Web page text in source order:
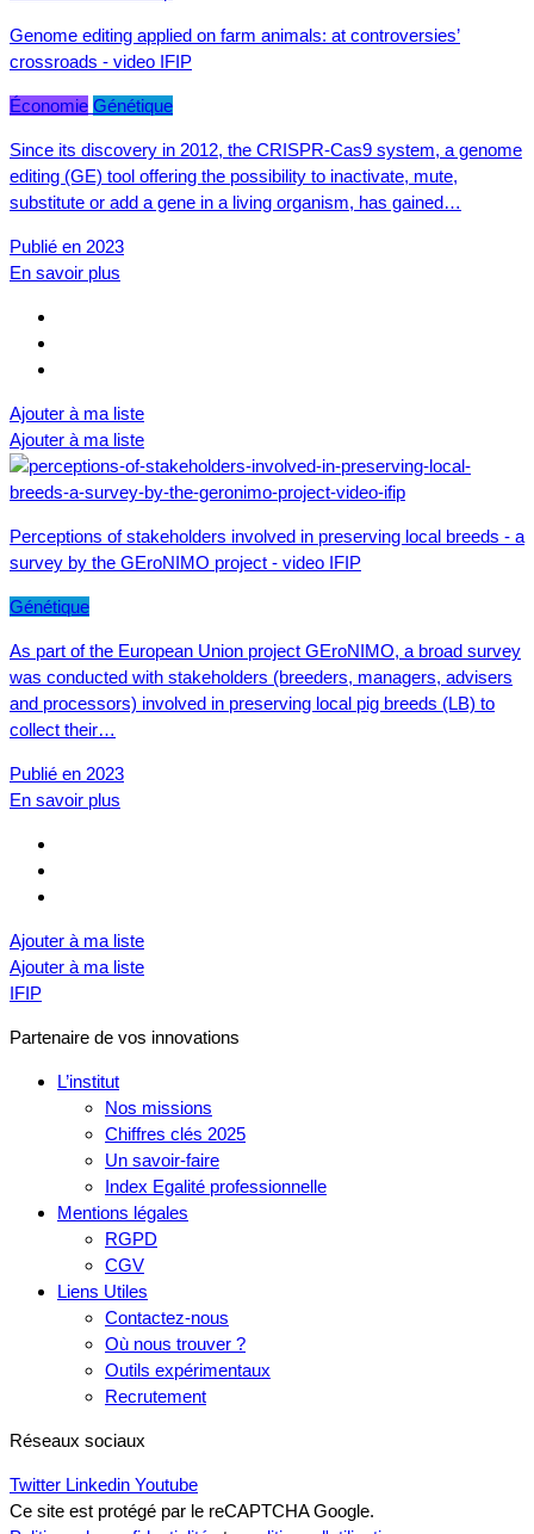
Genome editing applied on farm animals: at controversies’
crossroads - video IFIP
Économie Génétique
Since its discovery in 2012, the CRISPR-Cas9 system, a genome
editing (GE) tool offering the possibility to inactivate, mute,
substitute or add a gene in a living organism, has gained…
Publié en 2023
En savoir plus
Ajouter à ma liste
Ajouter à ma liste
Perceptions of stakeholders involved in preserving local breeds - a
survey by the GEroNIMO project - video IFIP
Génétique
As part of the European Union project GEroNIMO, a broad survey
was conducted with stakeholders (breeders, managers, advisers
and processors) involved in preserving local pig breeds (LB) to
collect their…
Publié en 2023
En savoir plus
Ajouter à ma liste
Ajouter à ma liste
IFIP
Partenaire de vos innovations
L’institut
Nos missions
Chiffres clés 2025
Un savoir-faire
Index Egalité professionnelle
Mentions légales
RGPD
CGV
Liens Utiles
Contactez-nous
Où nous trouver ?
Outils expérimentaux
Recrutement
Réseaux sociaux
Twitter Linkedin Youtube
Ce site est protégé par le reCAPTCHA Google.